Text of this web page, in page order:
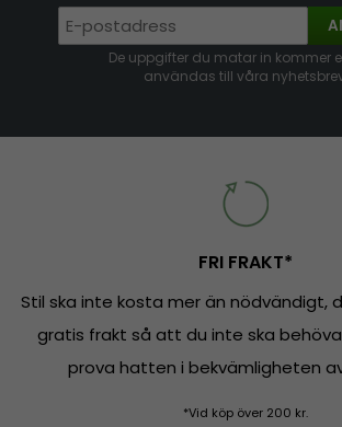
De uppgifter du matar in kommer
användas till våra
FRI FRAKT*
Stil ska inte kosta mer än nödvändigt,
gratis frakt så att du inte ska
prova hatten i bekvämligheten
*Vid köp över 200 kr.